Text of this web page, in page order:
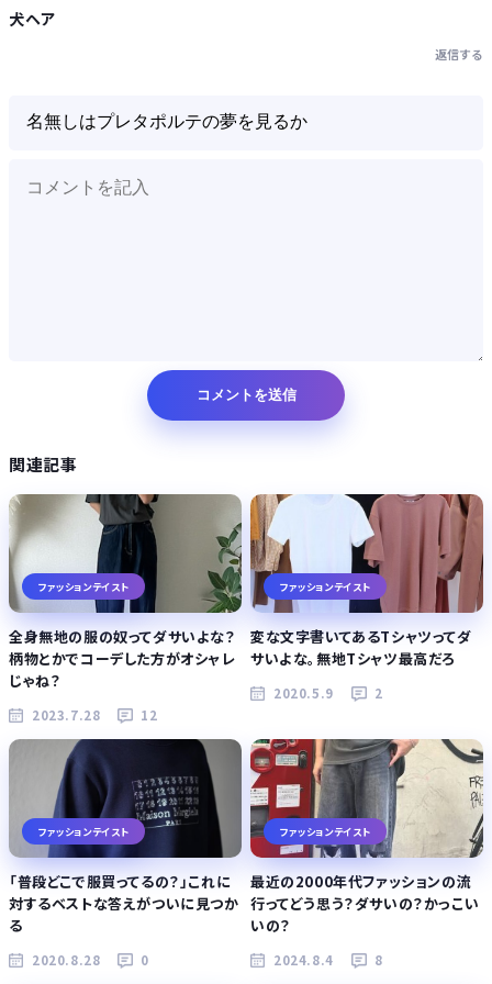
犬ヘア
返信する
関連記事
ファッションテイスト
全身無地の服の奴ってダサいよな？
柄物とかでコーデした方がオシャレ
じゃね？
2023.7.28 12
ファッションテイスト
変な文字書いてあるTシャツってダ
サいよな。無地Tシャツ最高だろ
2020.5.9 2
ファッションテイスト
「普段どこで服買ってるの？」これに
対するベストな答えがついに見つか
る
2020.8.28 0
ファッションテイスト
最近の2000年代ファッションの流
行ってどう思う？ダサいの？かっこい
いの？
2024.8.4 8